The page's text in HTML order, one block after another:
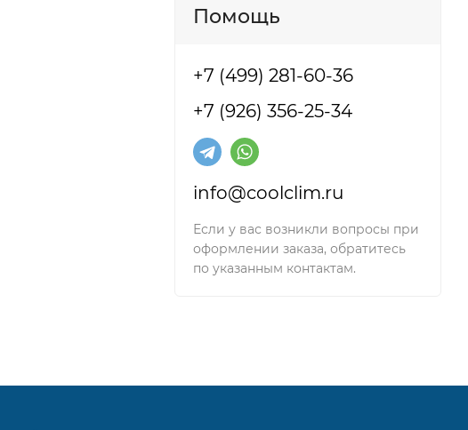
Помощь
+7 (499) 281-60-36
+7 (926) 356-25-34
info@coolclim.ru
Если у вас возникли вопросы при
оформлении заказа, обратитесь
по указанным контактам.